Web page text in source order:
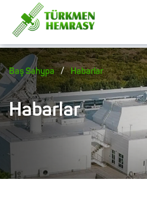
Baş Sahypa / Habarlar
Habarlar